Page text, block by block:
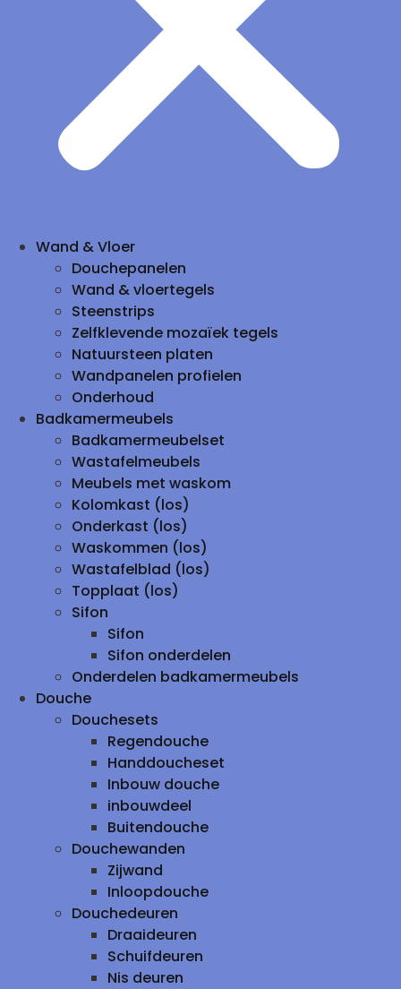
Wand & Vloer
Douchepanelen
Wand & vloertegels
Steenstrips
Zelfklevende mozaïek tegels
Natuursteen platen
Wandpanelen profielen
Onderhoud
Badkamermeubels
Badkamermeubelset
Wastafelmeubels
Meubels met waskom
Kolomkast (los)
Onderkast (los)
Waskommen (los)
Wastafelblad (los)
Topplaat (los)
Sifon
Sifon
Sifon onderdelen
Onderdelen badkamermeubels
Douche
Douchesets
Regendouche
Handdoucheset
Inbouw douche
inbouwdeel
Buitendouche
Douchewanden
Zijwand
Inloopdouche
Douchedeuren
Draaideuren
Schuifdeuren
Nis deuren